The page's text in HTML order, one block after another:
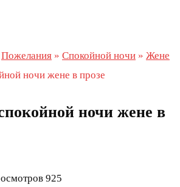
Пожелания » Спокойной ночи » Жене
ночи жене в прозе
ночи жене в
925